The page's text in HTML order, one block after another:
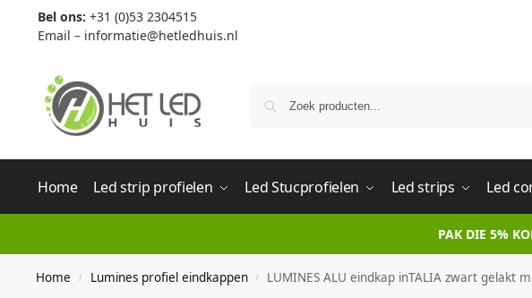
Bel ons: +31 (0)53 2304515
Email – informatie@hetledhuis.nl
Home Led strip profielen Led Stucprofielen Led strips Led
PAK DIE 5%
Home / Lumines profiel eindkappen / LUMINES ALU eindkap inTALIA zwart gelakt